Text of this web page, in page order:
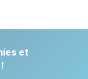
et